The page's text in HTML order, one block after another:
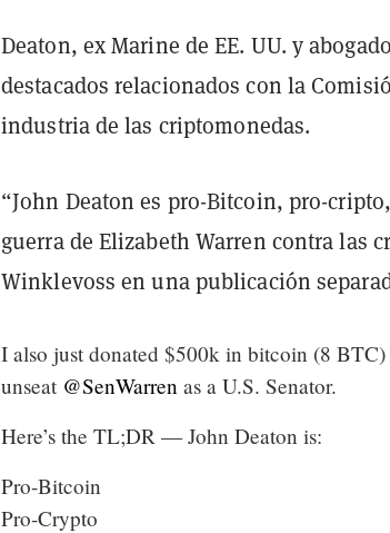
Deaton, ex Marine de EE. UU. y
destacados relacionados con la
industria de las criptomonedas.
“John Deaton es pro-Bitcoin, pro-
guerra de Elizabeth Warren contra las
Winklevoss en una publicación
I also just donated $500k in bitcoin (8 BTC)
unseat @SenWarren as a U.S. Senator.
Here’s the TL;DR — John Deaton is:
Pro-Bitcoin
Pro-Crypto